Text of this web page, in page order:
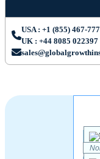
USA : +1 (855) 467-
UK : +44 8085